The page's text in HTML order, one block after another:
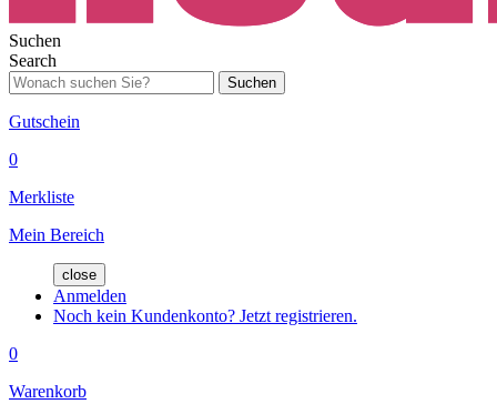
Suchen
Search
Suchen
Gutschein
0
Merkliste
Mein Bereich
close
Anmelden
Noch kein Kundenkonto? Jetzt registrieren.
0
Warenkorb